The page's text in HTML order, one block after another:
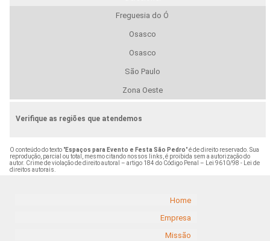
Freguesia do Ó
Osasco
Osasco
São Paulo
Zona Oeste
Verifique as regiões que atendemos
O conteúdo do texto "Espaços para Evento e Festa São Pedro" é de direito reservado. Sua
reprodução, parcial ou total, mesmo citando nossos links, é proibida sem a autorização do
autor. Crime de violação de direito autoral – artigo 184 do Código Penal –
Lei 9610/98 - Lei de
direitos autorais
Home
Empresa
Missão